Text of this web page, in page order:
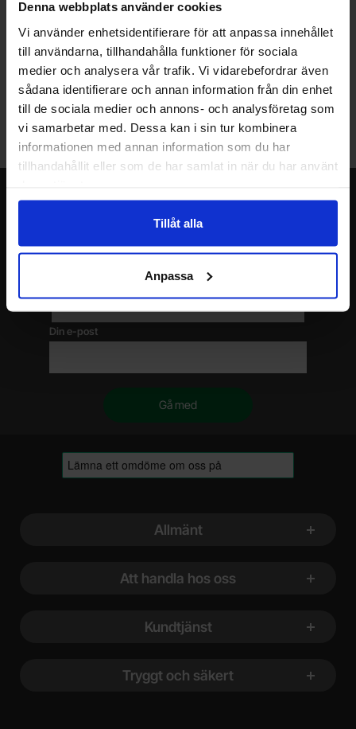
Denna webbplats använder cookies
Vi använder enhetsidentifierare för att anpassa innehållet
till användarna, tillhandahålla funktioner för sociala
medier och analysera vår trafik. Vi vidarebefordrar även
sådana identifierare och annan information från din enhet
till de sociala medier och annons- och analysföretag som
vi samarbetar med. Dessa kan i sin tur kombinera
informationen med annan information som du har
tillhandahållit eller som de har samlat in när du har använt
Tillåt alla
Anpassa
Vill du jobba på Electrokit?
Läs mer om att jobba på electrokit
Lagerbutik i Malmö
Välkommen till vår nya lagerbutik i Malmö. Öppettider: vardagar
10-17. För snabbare service, gör en förbeställning.
Nyhetsbrev
Jag önskar erbjudanden, rabatter och produktnyheter direkt till min
Du kommer att få ca 1 utskick / månad. Avbryt enkelt när du vill.
Din e-post
Allmänt
Att handla hos oss
Kundtjänst
Tryggt och säkert